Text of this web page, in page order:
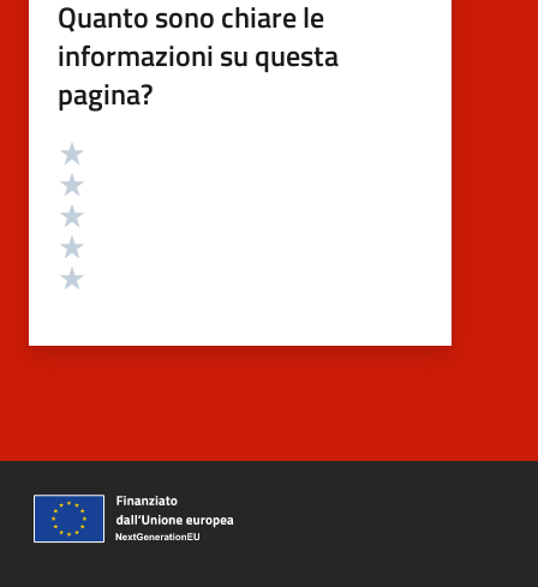
Quanto sono chiare le
informazioni su questa
pagina?
Valutazione